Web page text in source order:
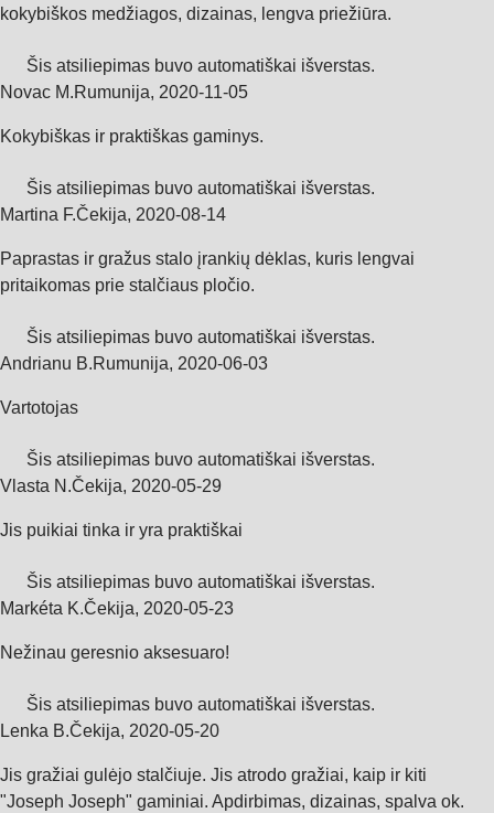
kokybiškos medžiagos, dizainas, lengva priežiūra.
Šis atsiliepimas buvo automatiškai išverstas.
Novac M.Rumunija, 2020‑11‑05
Kokybiškas ir praktiškas gaminys.
Šis atsiliepimas buvo automatiškai išverstas.
Martina F.Čekija, 2020‑08‑14
Paprastas ir gražus stalo įrankių dėklas, kuris lengvai
pritaikomas prie stalčiaus pločio.
Šis atsiliepimas buvo automatiškai išverstas.
Andrianu B.Rumunija, 2020‑06‑03
Vartotojas
Šis atsiliepimas buvo automatiškai išverstas.
Vlasta N.Čekija, 2020‑05‑29
Jis puikiai tinka ir yra praktiškai
Šis atsiliepimas buvo automatiškai išverstas.
Markéta K.Čekija, 2020‑05‑23
Nežinau geresnio aksesuaro!
Šis atsiliepimas buvo automatiškai išverstas.
Lenka B.Čekija, 2020‑05‑20
Jis gražiai gulėjo stalčiuje. Jis atrodo gražiai, kaip ir kiti
"Joseph Joseph" gaminiai. Apdirbimas, dizainas, spalva ok.